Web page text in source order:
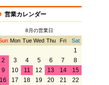
営業カレンダー
8月の営業日
Mon Tue Wed Thu Fri Sat
1
2
3 4 5 6 7
8
9
10 11 12 13 14
15
16
17 18 19 20 21
22